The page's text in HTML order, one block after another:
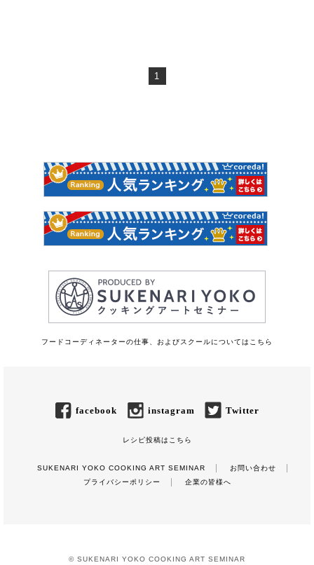
1
フードコーディネーターの仕事、およびスクールについてはこちら
facebook instagram Twitter
レシピ投稿はこちら
SUKENARI YOKO COOKING ART SEMINAR
お問い合わせ
プライバシーポリシー
企業の皆様へ
© SUKENARI YOKO COOKING ART SEMINAR